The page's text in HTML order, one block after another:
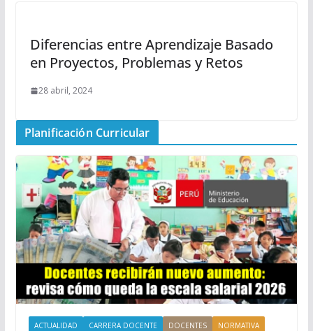
Diferencias entre Aprendizaje Basado
en Proyectos, Problemas y Retos
28 abril, 2024
Planificación Curricular
ACTUALIDAD CARRERA DOCENTE DOCENTES
NORMATIVA